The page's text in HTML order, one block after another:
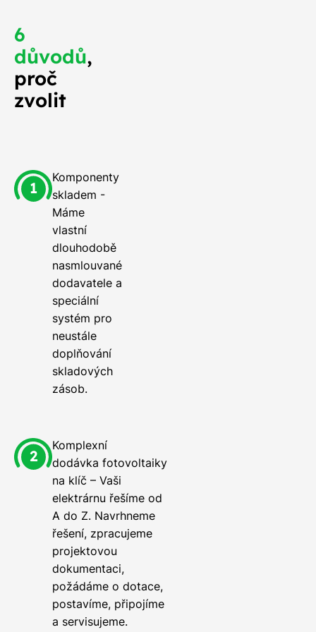
6
důvodů,
proč
zvolit
Komponenty
skladem -
Máme
vlastní
dlouhodobě
nasmlouvané
dodavatele a
speciální
systém pro
neustále
doplňování
skladových
zásob.
Komplexní
dodávka fotovoltaiky
na klíč – Vaši
elektrárnu řešíme od
A do Z. Navrhneme
řešení, zpracujeme
projektovou
dokumentaci,
požádáme o dotace,
postavíme, připojíme
a servisujeme.